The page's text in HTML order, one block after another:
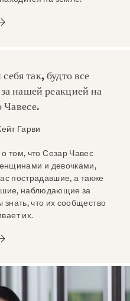
так, будто все
нашей реакцией на
Чавесе.
Гарви
том, что Сезар Чавес
и девочками,
пострадавшие, а также
наблюдающие за
что их сообщество
их.